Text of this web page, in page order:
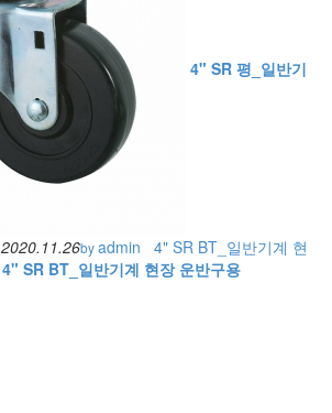
4" SR 평_일반기
2020.11.26byadmin
4" SR BT_일반기계 현
4" SR BT_일반기계 현장 운반구용